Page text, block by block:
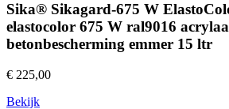
Sika® Sikagard-675 W
elastocolor 675 W ral9016
betonbescherming emmer 15 ltr
€ 225,00
Bekijk